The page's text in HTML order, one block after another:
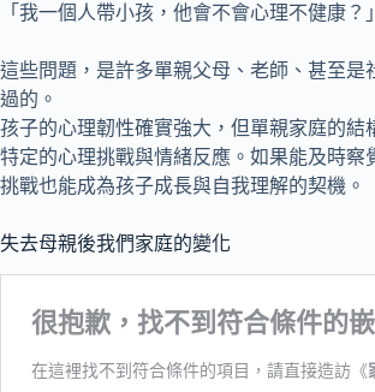
「我一個人帶小孩，他會不會心理不健康？」
這些問題，是許多單親父母、老師、甚至是
過的。
孩子的心理韌性確實強大，但單親家庭的結
特定的心理挑戰與情緒反應。如果能及時察
挑戰也能成為孩子成長與自我理解的契機。
失去母親後我們家庭的變化